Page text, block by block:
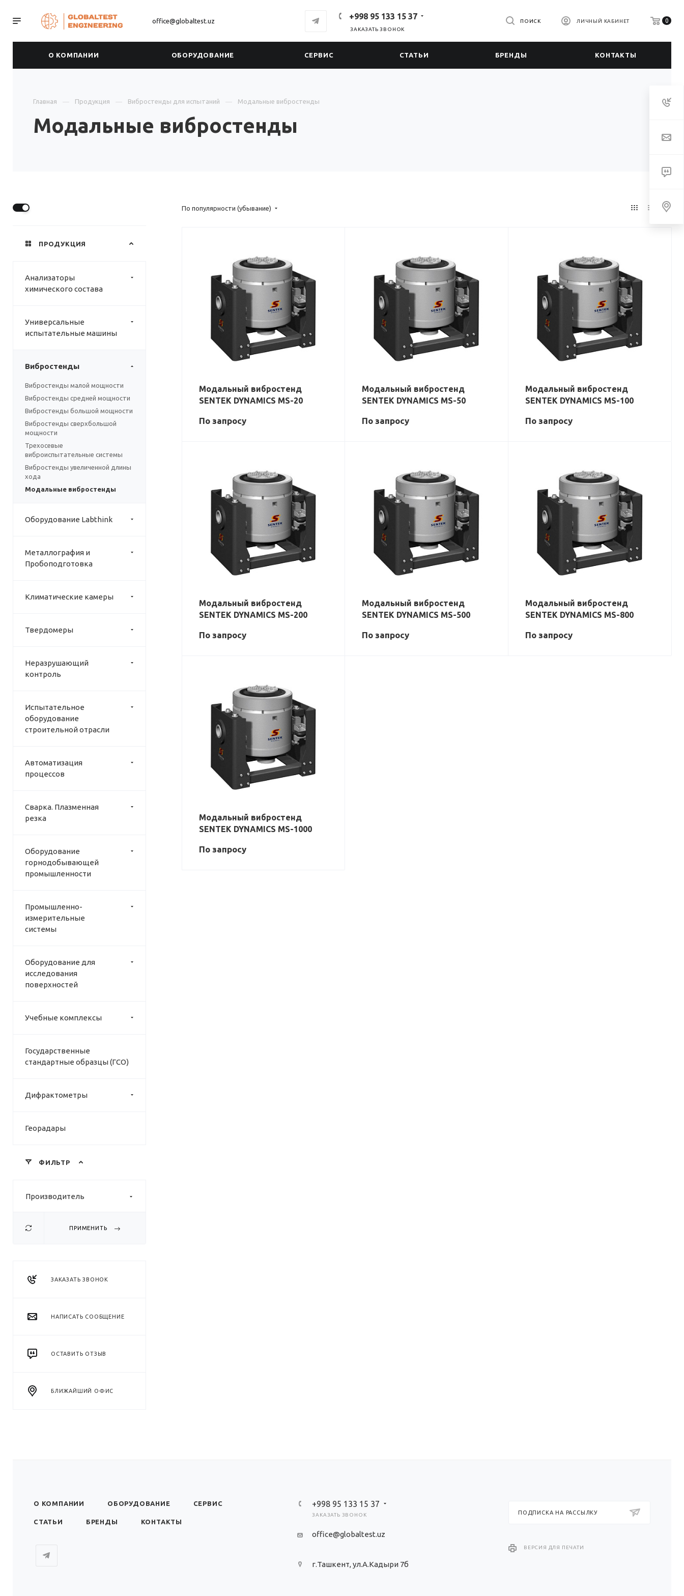
office@globaltest.uz +998 95 133 15 37
ЗАКАЗАТЬ ЗВОНОК
0
ЛИЧНЫЙ КАБИНЕТ
ПОИСК
О КОМПАНИИ ОБОРУДОВАНИЕ СЕРВИС СТАТЬИ БРЕНДЫ КОНТАКТЫ
Главная Продукция Вибростенды для испытаний Модальные вибростенды
Модальные вибростенды
ПРОДУКЦИЯ
Анализаторы
химического состава
Универсальные
испытательные машины
Вибростенды
Вибростенды малой мощности
Вибростенды средней мощности
Вибростенды большой мощности
Вибростенды сверхбольшой
мощности
Трехосевые
виброиспытательные системы
Вибростенды увеличенной длины
хода
Модальные вибростенды
Оборудование Labthink
Металлография и
Пробоподготовка
Климатические камеры
Твердомеры
Неразрушающий
контроль
Испытательное
оборудование
строительной отрасли
Автоматизация
процессов
Сварка. Плазменная
резка
Оборудование
горнодобывающей
промышленности
Промышленно-
измерительные
системы
Оборудование для
исследования
поверхностей
Учебные комплексы
Государственные
стандартные образцы (ГСО)
Дифрактометры
Георадары
ФИЛЬТР
Производитель
ПРИМЕНИТЬ
ЗАКАЗАТЬ ЗВОНОК
НАПИСАТЬ СООБЩЕНИЕ
ОСТАВИТЬ ОТЗЫВ
БЛИЖАЙШИЙ ОФИС
По популярности (убывание)
Модальный вибростенд
SENTEK DYNAMICS MS-20
По запросу
Модальный вибростенд
SENTEK DYNAMICS MS-50
По запросу
Модальный вибростенд
SENTEK DYNAMICS MS-100
По запросу
Модальный вибростенд
SENTEK DYNAMICS MS-200
По запросу
Модальный вибростенд
SENTEK DYNAMICS MS-500
По запросу
Модальный вибростенд
SENTEK DYNAMICS MS-800
По запросу
Модальный вибростенд
SENTEK DYNAMICS MS-1000
По запросу
О КОМПАНИИ ОБОРУДОВАНИЕ СЕРВИС
СТАТЬИ БРЕНДЫ КОНТАКТЫ
+998 95 133 15 37
ЗАКАЗАТЬ ЗВОНОК
office@globaltest.uz
г.Ташкент, ул.А.Кадыри 7б
ПОДПИСКА НА РАССЫЛКУ
ВЕРСИЯ ДЛЯ ПЕЧАТИ